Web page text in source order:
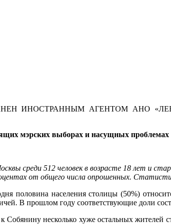
ИНОСТРАННЫМ АГЕНТОМ АНО
мэрских выборах и насущных проблемах
среди 512 человек в возрасте 18 лет и
от общего числа опрошенных.
половина населения столицы (50%)
В прошлом году соответствующие доли
несколько хуже остальных